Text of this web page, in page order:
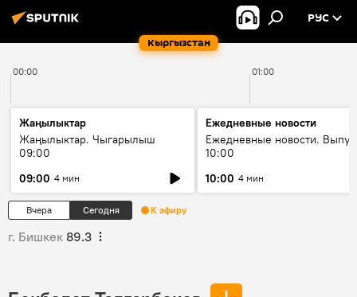
Кыргызстан
РУС
00:00 01:00
Жаңылыктар
Жаңылыктар. Чыгарылыш
09:00
09:00 4 мин
Ежедневные новости
Ежедневные новости.
10:00
10:00 4 мин
Вчера Сегодня К эфиру
г. Бишкек 89.3